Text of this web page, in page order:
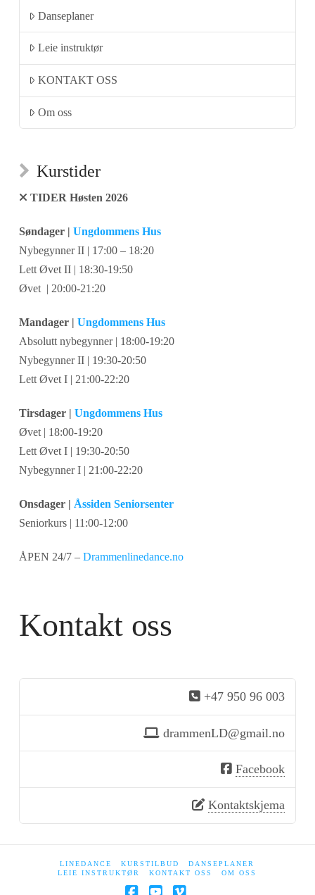
Danseplaner
Leie instruktør
KONTAKT OSS
Om oss
Kurstider
TIDER Høsten 2026
Søndager | Ungdommens Hus
Nybegynner II | 17:00 – 18:20
Lett Øvet II | 18:30-19:50
Øvet | 20:00-21:20
Mandager | Ungdommens Hus
Absolutt nybegynner | 18:00-19:20
Nybegynner II | 19:30-20:50
Lett Øvet I | 21:00-22:20
Tirsdager | Ungdommens Hus
Øvet | 18:00-19:20
Lett Øvet I | 19:30-20:50
Nybegynner I | 21:00-22:20
Onsdager | Åssiden Seniorsenter
Seniorkurs | 11:00-12:00
ÅPEN 24/7 – Drammenlinedance.no
Kontakt oss
+47 950 96 003
drammenLD@gmail.no
Facebook
Kontaktskjema
LINEDANCE KURSTILBUD
DANSEPLANER
LEIE INSTRUKTØR
KONTAKT OSS OM OSS